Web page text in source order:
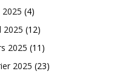
(4)
2025 (12)
2025 (11)
2025 (23)